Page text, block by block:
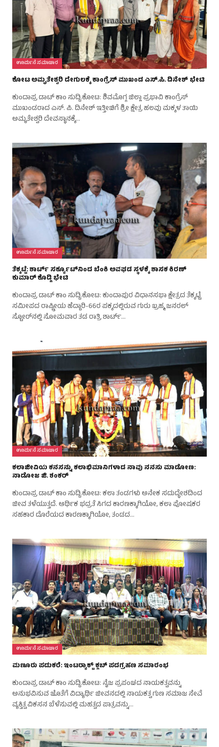
ಊರ್ಮನೆ ಸಮಾಚಾರ
ಕೋಟ ಅಮೃತೇಶ್ವರಿ ದೇಗುಲಕ್ಕೆ ಕಾಂಗ್ರೆಸ್ ಮುಖಂಡ ಎಸ್.ಪಿ. ದಿನೇಶ್ ಭೇಟಿ
ಕುಂದಾಪ್ರ ಡಾಟ್‌ ಕಾಂ ಸುದ್ದಿ.ಕೋಟ: ಶಿವಮೊಗ್ಗ ಜಿಲ್ಲಾ ಪ್ರಭಾವಿ ಕಾಂಗ್ರೆಸ್
ಮುಖಂಡರಾದ ಎಸ್. ಪಿ. ದಿನೇಶ್ ಇತ್ತೀಚಿಗೆ ಶ್ರೀ ಕ್ಷೇತ್ರ ಹಲವು ಮಕ್ಕಳ ತಾಯಿ
ಅಮೃತೇಶ್ವರಿ ದೇವಸ್ಥಾನಕ್ಕೆ…
ಊರ್ಮನೆ ಸಮಾಚಾರ
ತೆಕ್ಕಟ್ಟೆ: ಶಾರ್ಟ್ ಸರ್ಕ್ಯೂಟ್‌ನಿಂದ ಬೆಂಕಿ ಅವಘಡ ಸ್ಥಳಕ್ಕೆ ಶಾಸಕ ಕಿರಣ್
ಕುಮಾರ್ ಕೊಡ್ಗಿ ಭೇಟಿ
ಕುಂದಾಪ್ರ ಡಾಟ್‌ ಕಾಂ ಸುದ್ದಿ.ಕೋಟ: ಕುಂದಾಪುರ ವಿಧಾನಸಭಾ ಕ್ಷೇತ್ರದ ತೆಕ್ಕಟ್ಟೆ
ಸಮೀಪದ ರಾಷ್ಟ್ರೀಯ ಹೆದ್ದಾರಿ-66ರ ಪಕ್ಕದಲ್ಲಿರುವ ಗುರು ಬ್ರಹ್ಮ ಜನರಲ್
ಸ್ಟೋರ್‌ನಲ್ಲಿ ಸೋಮವಾರ ತಡ ರಾತ್ರಿ ಶಾರ್ಟ್…
ಊರ್ಮನೆ ಸಮಾಚಾರ
ಕಲಾಜೀವಿಯ ಕನಸನ್ನು ಕಲಾಭಿಮಾನಿಗಳಾದ ನಾವು ನನಸು ಮಾಡೋಣ:
ನಾಡೋಜ ಜಿ. ಶಂಕರ್
ಕುಂದಾಪ್ರ ಡಾಟ್‌ ಕಾಂ ಸುದ್ದಿ.ಕೋಟ: ಕಲಾ ತಂಡಗಳು ಅನೇಕ ಸದುದ್ಧೇಶದಿಂದ
ಜೀವ ತಳೆಯುತ್ತದೆ. ಆರ್ಥಿಕ ಭದ್ರತೆ ಸಿಗದ ಕಾರಣಕ್ಕಾಗಿಯೋ, ಕಲಾ ಪೋಷಕರ
ಸಹಕಾರ ದೊರೆಯದ ಕಾರಣಕ್ಕಾಗಿಯೋ, ತಂಡದ…
ಊರ್ಮನೆ ಸಮಾಚಾರ
ಮಣೂರು ಪಡುಕರೆ: ಇಂಟರ‍್ಯಾಕ್ಟ್ ಕ್ಲಬ್ ಪದಗ್ರಹಣ ಸಮಾರಂಭ
ಕುಂದಾಪ್ರ ಡಾಟ್‌ ಕಾಂ ಸುದ್ದಿ.ಕೋಟ: ನೈಜ ಪ್ರಪಂಚದ ನಾಯಕತ್ವವನ್ನು
ಅನುಭವಿಸುವ ಜೊತೆಗೆ ವಿದ್ಯಾರ್ಥಿ ಜೀವನದಲ್ಲಿ ನಾಯಕತ್ವ ಗುಣ ಸಮಾಜ ಸೇವೆ
ವ್ಯಕ್ತಿತ್ವ ವಿಕಸನ ಬೆಳೆಸುವಲ್ಲಿ ಮಹತ್ವದ ಪಾತ್ರವನ್ನು…